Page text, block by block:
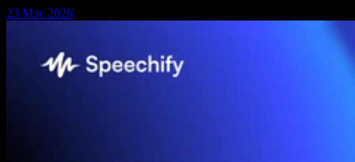
23 Mac 2026